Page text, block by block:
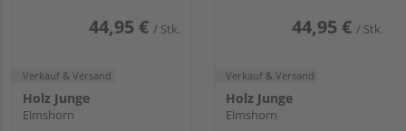
44,95 € / Stk.
Verkauf & Versand
Holz Junge
Elmshorn
44,95 € / Stk.
Verkauf & Versand
Holz Junge
Elmshorn